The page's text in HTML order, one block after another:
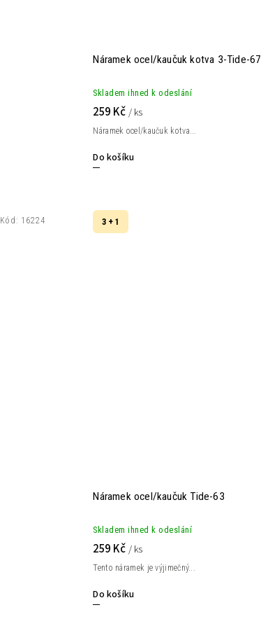
Náramek ocel/kaučuk kotva 3-Tide-67
Skladem ihned k odeslání
259 Kč / ks
Do košíku
Náramek ocel/kaučuk kotva...
Kód: 16224 3 + 1
Náramek ocel/kaučuk Tide-63
Skladem ihned k odeslání
259 Kč / ks
Do košíku
Tento náramek je výjimečný...